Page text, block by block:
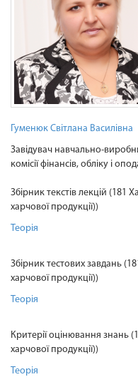
Гуменюк Світлана Василівна
Завідувач навчально-
комісії фінансів, обліку і
Збірник текстів лекцій (181
харчової продукції))
Теорія
Збірник тестових завдань
харчової продукції))
Теорія
Критерії оцінювання знань
харчової продукції))
Теорія